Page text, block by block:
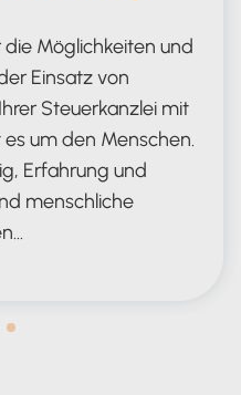
die Möglichkeiten und
Einsatz von
Steuerkanzlei mit
um den Menschen.
Erfahrung und
menschliche